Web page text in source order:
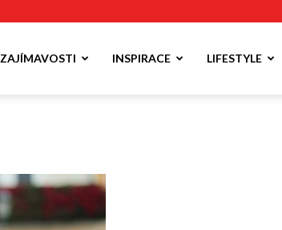
ZAJÍMAVOSTI INSPIRACE LIFESTYLE